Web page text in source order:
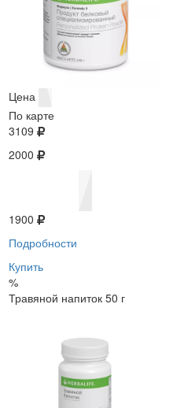
Цена
По карте
3109
2000
1900
Подробности
Купить
%
Травяной напиток 50 г